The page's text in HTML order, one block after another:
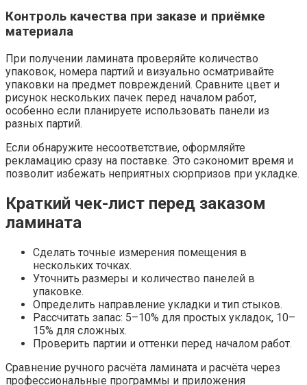
Контроль качества при заказе и приёмке
материала
При получении ламината проверяйте количество
упаковок, номера партий и визуально осматривайте
упаковки на предмет повреждений. Сравните цвет и
рисунок нескольких пачек перед началом работ,
особенно если планируете использовать панели из
разных партий.
Если обнаружите несоответствие, оформляйте
рекламацию сразу на поставке. Это сэкономит время и
позволит избежать неприятных сюрпризов при укладке.
Краткий чек-лист перед заказом
ламината
Сделать точные измерения помещения в
нескольких точках.
Уточнить размеры и количество панелей в
упаковке.
Определить направление укладки и тип стыков.
Рассчитать запас: 5–10% для простых укладок, 10–
15% для сложных.
Проверить партии и оттенки перед началом работ.
Сравнение ручного расчёта ламината и расчёта через
профессиональные программы и приложения